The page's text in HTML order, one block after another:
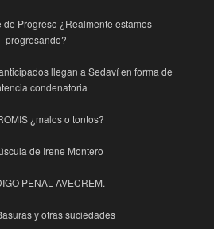
de Progreso ¿Realmente estamos
progresando?
llegan a Sedaví en forma de
condenatoria
¿malos o tontos?
de Irene Montero
PENAL AVECREM.
y otras suciedades